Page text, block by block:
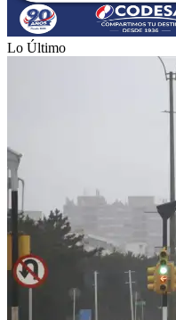
Lo Último